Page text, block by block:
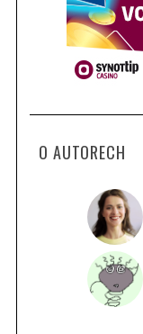
O AUTORECH